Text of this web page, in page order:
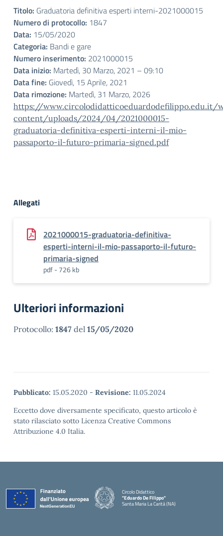
Titolo: Graduatoria definitiva esperti interni-2021000015
Numero di protocollo: 1847
Data: 15/05/2020
Categoria: Bandi e gare
Numero inserimento: 2021000015
Data inizio: Martedì, 30 Marzo, 2021 – 09:10
Data fine: Giovedì, 15 Aprile, 2021
Data rimozione: Martedì, 31 Marzo, 2026
https://www.circolodidatticoeduardodefilippo.edu.it/
content/uploads/2024/04/2021000015-
graduatoria-definitiva-esperti-interni-il-mio-
passaporto-il-futuro-primaria-signed.pdf
Allegati
2021000015-graduatoria-definitiva-
esperti-interni-il-mio-passaporto-il-futuro-
primaria-signed
pdf - 726 kb
Ulteriori informazioni
Protocollo: 1847 del 15/05/2020
Pubblicato: 15.05.2020 - Revisione: 11.05.2024
Eccetto dove diversamente specificato, questo articolo è
stato rilasciato sotto Licenza Creative Commons
Attribuzione 4.0 Italia.
Circolo Didattico
"Eduardo De Filippo"
Santa Maria La Carità (NA)